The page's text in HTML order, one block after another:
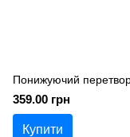
Понижуючий
359.00 грн
Купити